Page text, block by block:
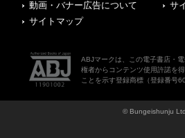
動画・バナー広告について
サ
サイトマップ
ABJマークは、この電子書店・
権者からコンテンツ使用許諾を
ことを示す登録商標（登録番号
© Bungeishunju Ltd.